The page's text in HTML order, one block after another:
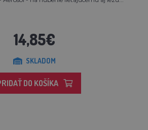
14,85€
SKLADOM
DO KOŠÍKA